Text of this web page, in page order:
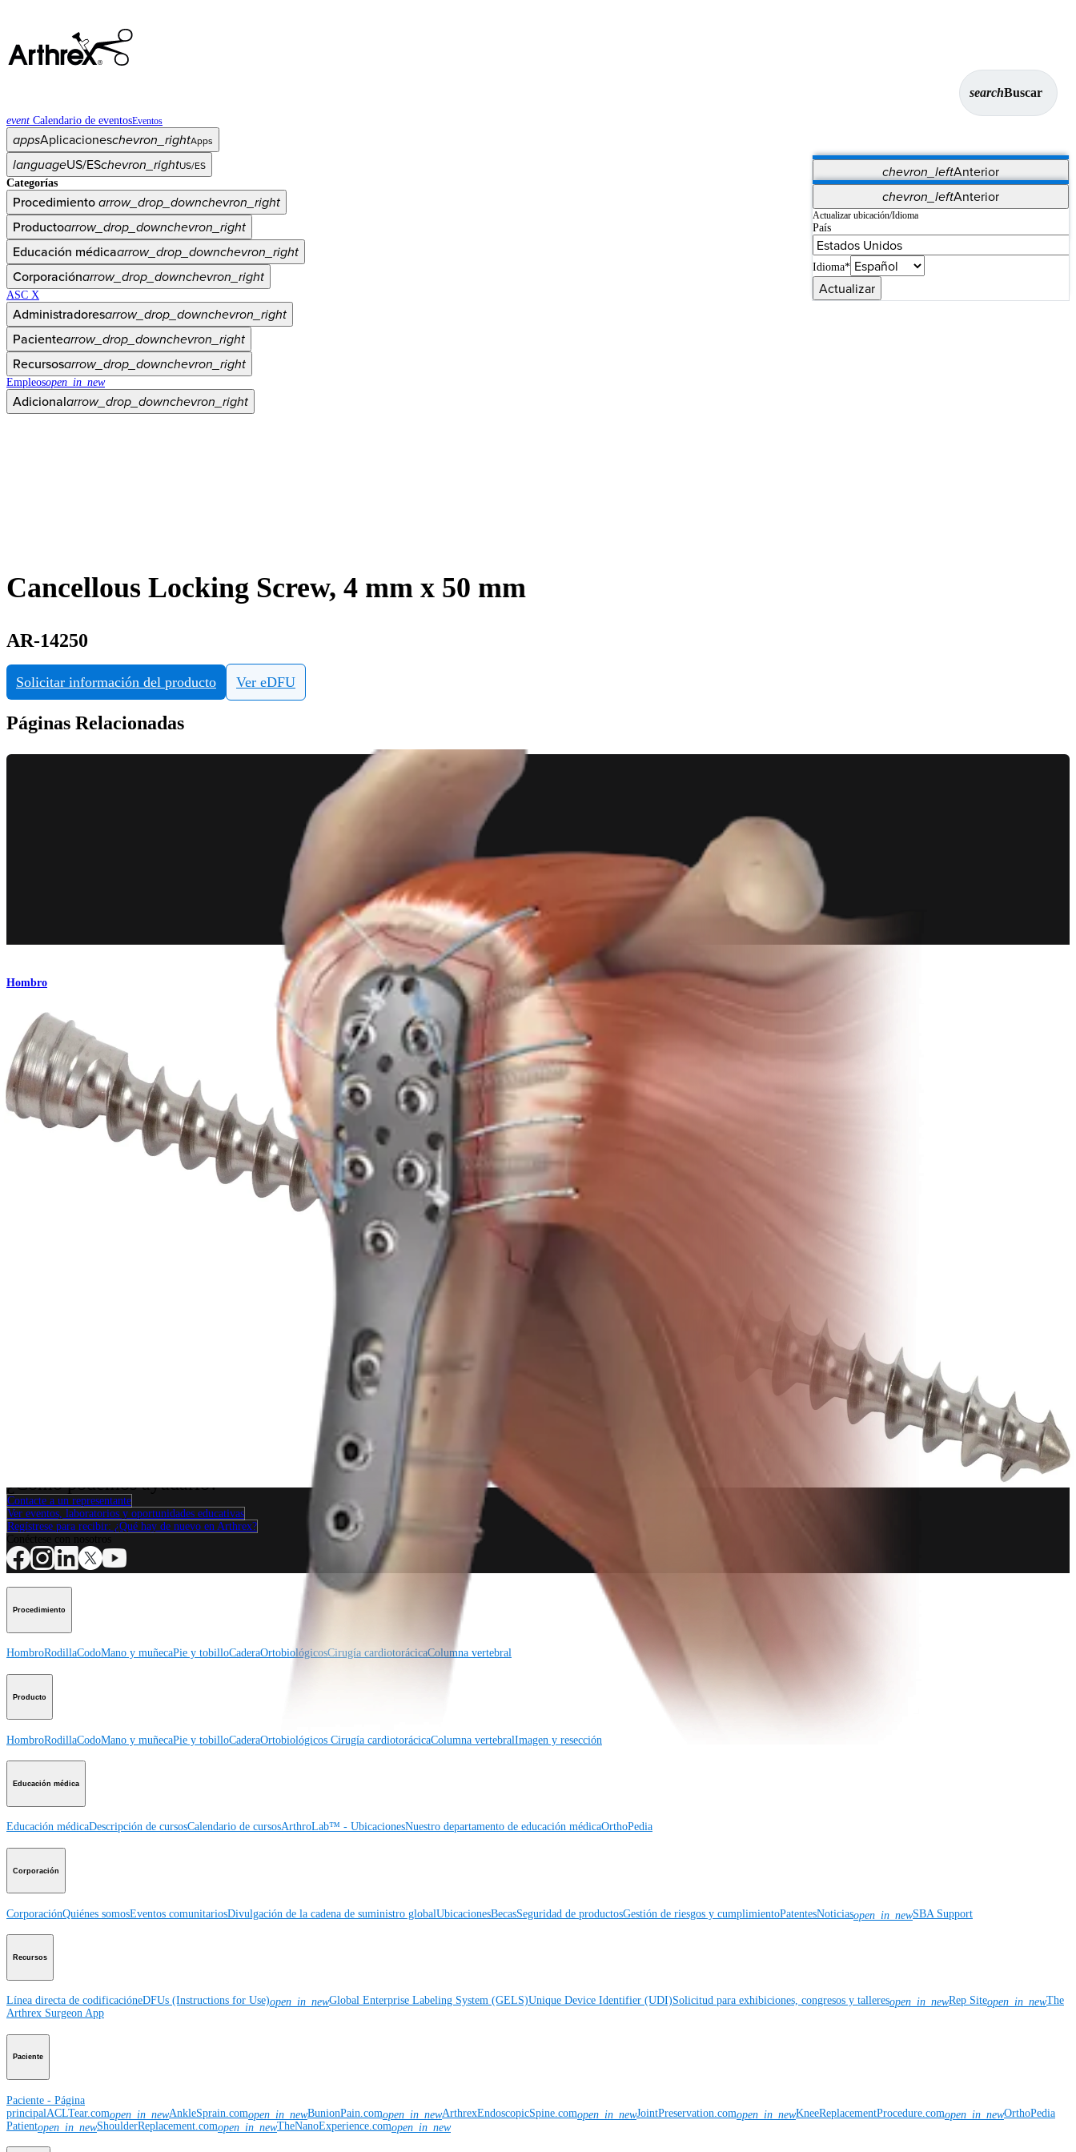
searchBuscar
event Calendario de eventosEventos
appsAplicacioneschevron_rightApps
chevron_leftAnterior
Vet Systems OrthoPedia Patient
Supplier Portal
Synergy Imaging & Resection
languageUS/ESchevron_rightUS/ES
chevron_leftAnterior
Actualizar ubicación/Idioma
País
Idioma*
Actualizar
Categorías
Procedimientoarrow_drop_downchevron_right
Productoarrow_drop_downchevron_right
Educación médicaarrow_drop_downchevron_right
Corporaciónarrow_drop_downchevron_right
ASC X
Administradoresarrow_drop_downchevron_right
Pacientearrow_drop_downchevron_right
Recursosarrow_drop_downchevron_right
Empleosopen_in_new
Adicionalarrow_drop_downchevron_right
Cancellous Locking Screw, 4 mm x 50 mm
AR-14250
Solicitar información del producto Ver eDFU
Páginas Relacionadas
Hombro
SuturePlate™ para el húmero
Producto
¿Cómo podemos ayudarlo?
Contacte a un representante
Ver eventos, laboratorios y oportunidades educativas
Regístrese para recibir: ¿Qué hay de nuevo en Arthrex?
Procedimiento
HombroRodillaCodoMano y muñecaPie y tobilloCaderaOrtobiológicosCirugía cardiotorácicaColumna vertebral
Producto
HombroRodillaCodoMano y muñecaPie y tobilloCaderaOrtobiológicos Cirugía cardiotorácicaColumna vertebralImagen y resección
Educación médica
Educación médicaDescripción de cursosCalendario de cursosArthroLab™ - UbicacionesNuestro departamento de educación médicaOrthoPedia
Corporación
CorporaciónQuiénes somosEventos comunitariosDivulgación de la cadena de suministro globalUbicacionesBecasSeguridad de productosGestión de riesgos y cumplimientoPatentesNoticiasopen_in_newSBA Support
Recursos
Línea directa de codificacióneDFUs (Instructions for Use)open_in_newGlobal Enterprise Labeling System (GELS)Unique Device Identifier (UDI)Solicitud para exhibiciones, congresos y talleresopen_in_newRep Siteopen_in_newThe
Arthrex Surgeon App
Paciente
Paciente - Página
principalACLTear.comopen_in_newAnkleSprain.comopen_in_newBunionPain.comopen_in_newArthrexEndoscopicSpine.comopen_in_newJointPreservation.comopen_in_newKneeReplacementProcedure.comopen_in_newOrthoPedia
Patientopen_in_newShoulderReplacement.comopen_in_newTheNanoExperience.comopen_in_new